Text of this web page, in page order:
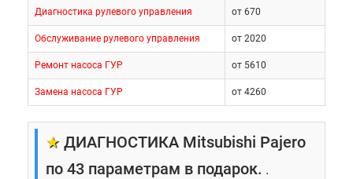
Квалифицированный персонал автосервиса,
опираясь на свою профессиональную подготовку
и богатый опыт, оперативно определит и устранит
практически любую поломку. В нашем центре
занимаются восстановлением всех узлов и
агрегатов японских автомашин.
Приезжайте к нам, если хотите дешево провести:
Диагностика рулевого управления от 670
Обслуживание рулевого управления от 2020
Ремонт насоса ГУР от 5610
Замена насоса ГУР от 4260
★ ДИАГНОСТИКА Mitsubishi Pajero
по 43 параметрам в подарок. .